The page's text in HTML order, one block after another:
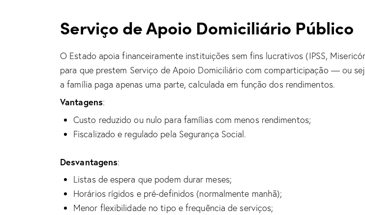
Serviço de Apoio Domiciliário Público
O Estado apoia financeiramente instituições sem fins lucrativos (IPSS,
para que prestem Serviço de Apoio Domiciliário com comparticipação — ou
a família paga apenas uma parte, calculada em função dos rendimentos.
Vantagens:
Custo reduzido ou nulo para famílias com menos rendimentos;
Fiscalizado e regulado pela Segurança Social.
Desvantagens:
Listas de espera que podem durar meses;
Horários rígidos e pré-definidos (normalmente manhã);
Menor flexibilidade no tipo e frequência de serviços;